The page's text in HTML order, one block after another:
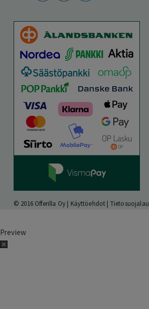
© 2016 Offerilla Oy | Käyttöehdot |
Preview